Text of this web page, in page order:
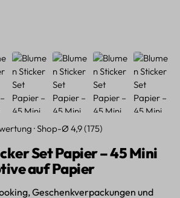
· Shop-Ø 4,9 (175)
Set Papier – 45 Mini
auf Papier
Geschenkverpackungen und